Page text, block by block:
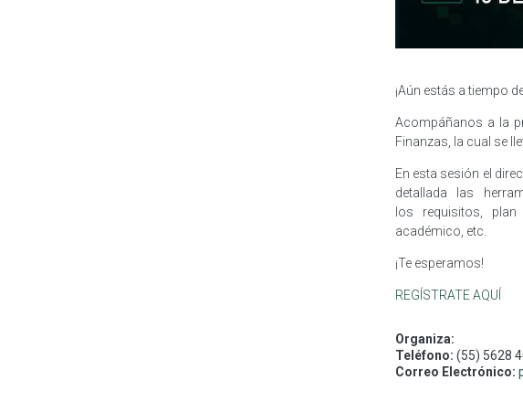
¡Aún estás a tiempo
Acompáñanos a la
Finanzas, la cual se
En esta sesión el
detallada las
los requisitos,
académico, etc.
¡Te esperamos!
REGÍSTRATE AQUÍ
Organiza:
Teléfono: (55) 5628
Correo Electrónico: